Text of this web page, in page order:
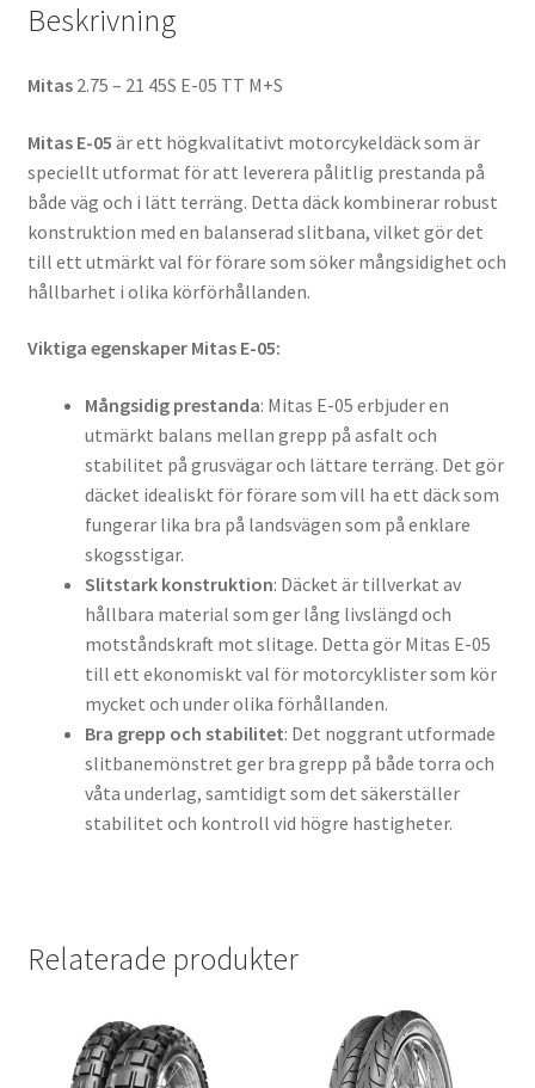
Beskrivning
Mitas 2.75 – 21 45S E-05 TT M+S
Mitas E-05 är ett högkvalitativt motorcykeldäck som är
speciellt utformat för att leverera pålitlig prestanda på
både väg och i lätt terräng. Detta däck kombinerar robust
konstruktion med en balanserad slitbana, vilket gör det
till ett utmärkt val för förare som söker mångsidighet och
hållbarhet i olika körförhållanden.
Viktiga egenskaper Mitas E-05:
Mångsidig prestanda: Mitas E-05 erbjuder en
utmärkt balans mellan grepp på asfalt och
stabilitet på grusvägar och lättare terräng. Det gör
däcket idealiskt för förare som vill ha ett däck som
fungerar lika bra på landsvägen som på enklare
skogsstigar.
Slitstark konstruktion: Däcket är tillverkat av
hållbara material som ger lång livslängd och
motståndskraft mot slitage. Detta gör Mitas E-05
till ett ekonomiskt val för motorcyklister som kör
mycket och under olika förhållanden.
Bra grepp och stabilitet: Det noggrant utformade
slitbanemönstret ger bra grepp på både torra och
våta underlag, samtidigt som det säkerställer
stabilitet och kontroll vid högre hastigheter.
Relaterade produkter